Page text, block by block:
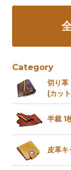
Category
切り革
(カッ
半裁 1
皮革キ